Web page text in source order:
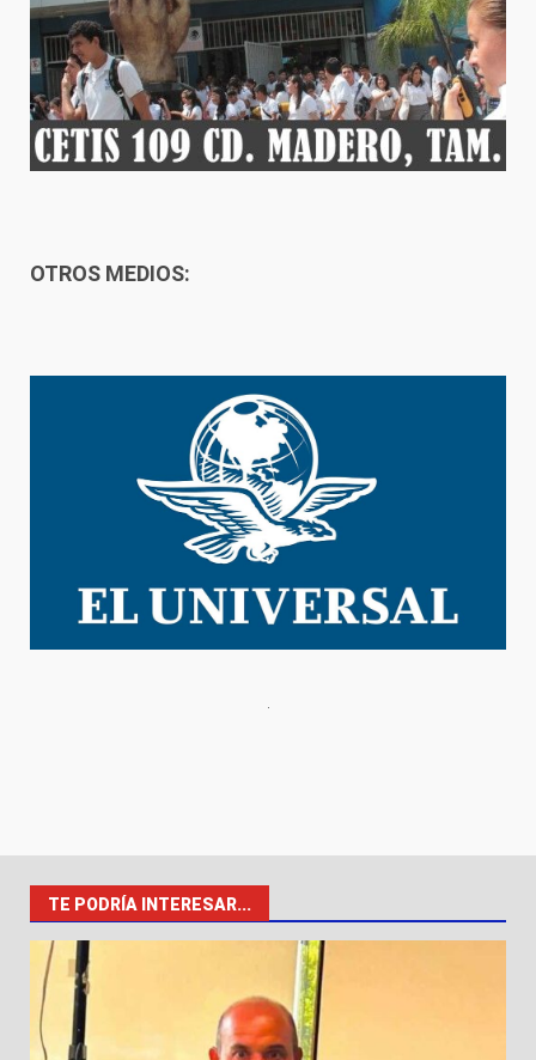
OTROS MEDIOS:
TE PODRÍA INTERESAR...